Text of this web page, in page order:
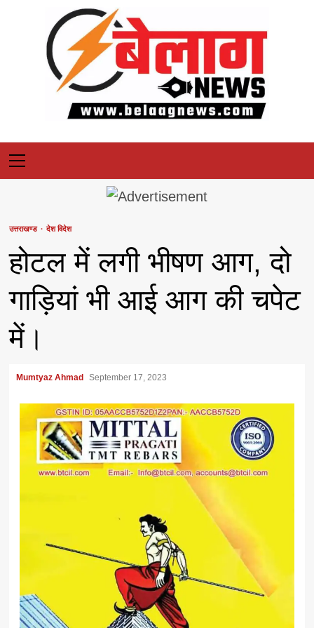
Primary
Menu
उत्तराखण्ड देश विदेश
होटल में लगी भीषण आग, दो
गाड़ियां भी आई आग की चपेट
में।
Mumtyaz Ahmad September 17, 2023